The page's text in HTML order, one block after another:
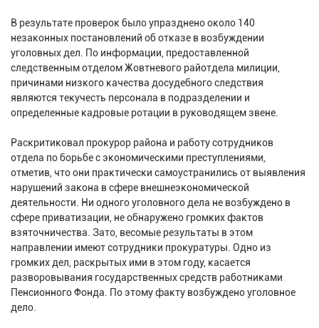
В результате проверок было упразднено около 140
незаконных постановлений об отказе в возбуждении
уголовных дел. По информации, предоставленной
следственным отделом Жовтневого райотдела милиции,
причинами низкого качества досудебного следствия
являются текучесть персонала в подразделении и
определенные кадровые ротации в руководящем звене.
Раскритиковал прокурор района и работу сотрудников
отдела по борьбе с экономическими преступлениями,
отметив, что они практически самоустранились от выявления
нарушений закона в сфере внешнеэкономической
деятельности. Ни одного уголовного дела не возбуждено в
сфере приватизации, не обнаружено громких фактов
взяточничества. Зато, весомые результаты в этом
направлении имеют сотрудники прокуратуры. Одно из
громких дел, раскрытых ими в этом году, касается
разворовывания государственных средств работниками
Пенсионного Фонда. По этому факту возбуждено уголовное
дело.